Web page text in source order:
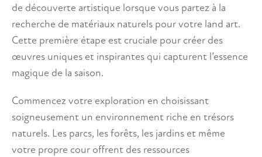
de découverte artistique lorsque vous partez à la
recherche de matériaux naturels pour votre land art.
Cette première étape est cruciale pour créer des
œuvres uniques et inspirantes qui capturent l’essence
magique de la saison.
Commencez votre exploration en choisissant
soigneusement un environnement riche en trésors
naturels. Les parcs, les forêts, les jardins et même
votre propre cour offrent des ressources